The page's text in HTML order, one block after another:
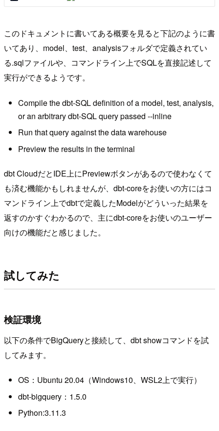
このドキュメントに書いてある概要を見ると下記のように書
いてあり、model、test、analysisフォルダで定義されてい
る.sqlファイルや、コマンドライン上でSQLを直接記述して
実行ができるようです。
Compile the dbt-SQL definition of a model, test, analysis,
or an arbitrary dbt-SQL query passed --inline
Run that query against the data warehouse
Preview the results in the terminal
dbt CloudだとIDE上にPreviewボタンがあるので使わなくて
も済む機能かもしれませんが、dbt-coreをお使いの方にはコ
マンドライン上でdbtで定義したModelがどういった結果を
返すのかすぐわかるので、主にdbt-coreをお使いのユーザー
向けの機能だと感じました。
試してみた
検証環境
以下の条件でBigQueryと接続して、dbt showコマンドを試
してみます。
OS：Ubuntu 20.04（Windows10、WSL2上で実行）
dbt-bigquery：1.5.0
Python:3.11.3